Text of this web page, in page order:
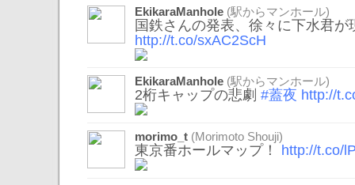
EkikaraManhole (駅からマンホール)
国鉄さんの発表、徐々に下水君
http://t.co/sxAC2ScH
EkikaraManhole (駅からマンホール)
2桁キャップの悲劇 #蓋夜 http://
morimo_t (Morimoto Shouji)
東京番ホールマップ！ http://t.co/